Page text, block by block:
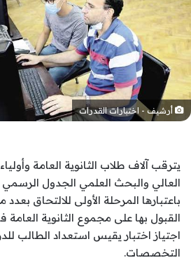
أرشيف - اختبارات القدرات
يترقب آلاف طلاب الثانوية العامة وأولياء
باعتبارها المرحلة الأولى للالتحاق بعدد
القبول بها على مجموع الثانوية
اجتياز اختبار يقيس استعداد الطالب
التخصصات.